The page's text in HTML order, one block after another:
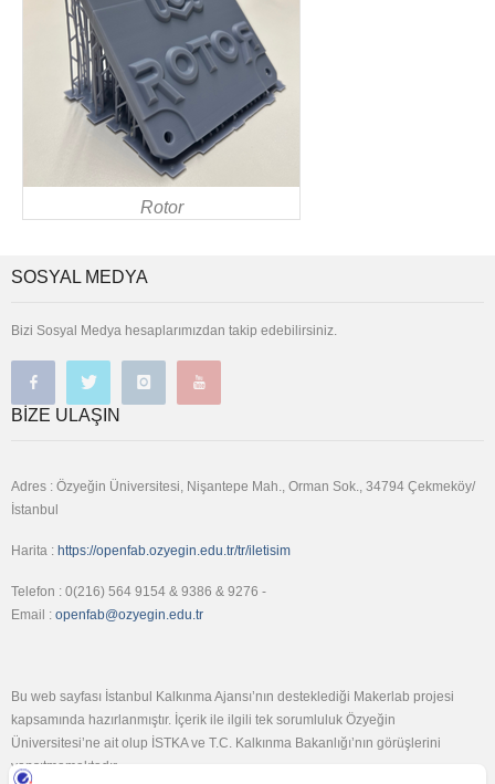
Rotor
SOSYAL MEDYA
Bizi Sosyal Medya hesaplarımızdan takip edebilirsiniz.
BIZE ULAŞIN
Adres : Özyeğin Üniversitesi, Nişantepe Mah., Orman Sok., 34794 Çekmeköy/
İstanbul
Harita : https://openfab.ozyegin.edu.tr/tr/iletisim
Telefon : 0(216) 564 9154 & 9386 & 9276 -
Email : openfab@ozyegin.edu.tr
Bu web sayfası İstanbul Kalkınma Ajansı’nın desteklediği Makerlab projesi
kapsamında hazırlanmıştır. İçerik ile ilgili tek sorumluluk Özyeğin
Üniversitesi’ne ait olup İSTKA ve T.C. Kalkınma Bakanlığı’nın görüşlerini
yansıtmamaktadır.